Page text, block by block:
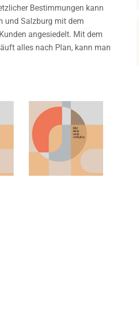
Bestimmungen kann
und Salzburg mit dem
angesiedelt. Mit dem
alles nach Plan, kann man